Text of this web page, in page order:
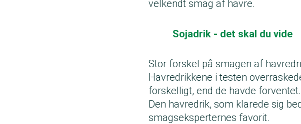
velkendt smag af havre.
Sojadrik - det skal du vide
Stor forskel på smagen af
Havredrikkene i testen
forskelligt, end de havde forventet.
Den havredrik, som klarede sig
smagseksperternes favorit.